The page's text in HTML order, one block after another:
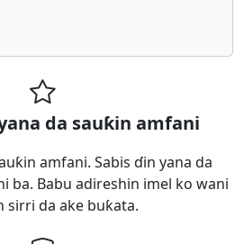
da sauƙin amfani
amfani. Sabis ɗin yana da
ba. Babu adireshin imel ko wani
sirri da ake buƙata.